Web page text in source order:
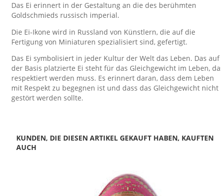
Das Ei erinnert in der Gestaltung an die des berühmten
Goldschmieds russisch imperial.
Die Ei-Ikone wird in Russland von Künstlern, die auf die
Fertigung von Miniaturen spezialisiert sind, gefertigt.
Das Ei symbolisiert in jeder Kultur der Welt das Leben. Das auf
der Basis platzierte Ei steht für das Gleichgewicht im Leben,
respektiert werden muss. Es erinnert daran, dass dem Leben
mit Respekt zu begegnen ist und dass das Gleichgewicht nicht
gestört werden sollte.
KUNDEN, DIE DIESEN ARTIKEL GEKAUFT HABEN, KAUFTEN
AUCH